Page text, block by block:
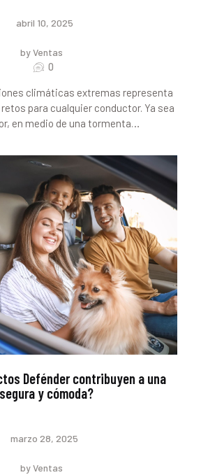
abril 10, 2025
by Ventas
0
climáticas extremas representa
para cualquier conductor. Ya sea
en medio de una tormenta…
Defénder contribuyen a una
y cómoda?
marzo 28, 2025
by Ventas